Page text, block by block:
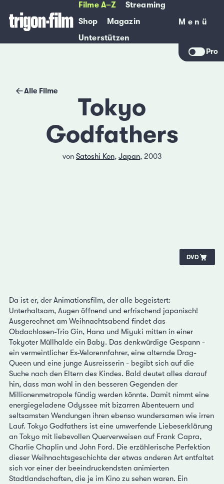
Filme A–Z
Streaming
Shop
Magazin
Unterstützen
Menü
Menü
Pro
Alle Filme
Tokyo
Godfathers
von Satoshi Kon, Japan, 2003
DVD
Da ist er, der Animationsfilm, der alle begeistert:
Unterhaltsam, Augen öffnend und erfrischend japanisch!
Ausgerechnet am Weihnachtsabend findet das
Obdachlosen-Trio Gin, Hana und Miyuki mitten in einer
Tokyoter Müllhalde ein Baby. Das denkwürdige Gespann -
ein vermeintlicher Ex-Velorennfahrer, eine alternde Drag-
Queen und eine junge Ausreisserin - begibt sich auf die
Suche nach den Eltern des Kindes. Bald deutet alles darauf
hin, dass man wohl in den besseren Gegenden der
Millionenmetropole fündig werden könnte. Damit nimmt eine
energiegeladene Odyssee mit bizarren Abenteuern und
seltsamsten Wendungen ihren ebenso wundersamen wie irren
Lauf. Tokyo Godfathers ist eine umwerfende Liebeserklärung
an Tokyo mit liebevollen Querverweisen auf Frank Capra,
Charlie Chaplin und John Ford. Die erzählerische Perfektion
dieser Weihnachtsgeschichte der etwas anderen Art entfaltet
sich vor einer der beeindruckendsten animierten
Stadtlandschaften, die je im Kino zu sehen waren. Ein